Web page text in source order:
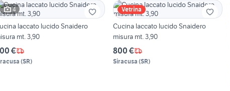
4
laccato lucido Snaidero
mt. 3,90
€
(SR)
Vetrina
Cucina laccato lucido Snaidero
misura mt. 3,90
800 €
Siracusa (SR)